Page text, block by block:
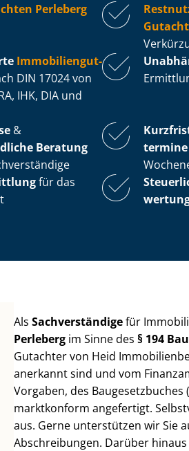
Perleberg
Im­mo­bi­li­en­gut­
DIN 17024 von
IHK, DIA und
&
Beratung
ter­mi­ne
für das
AlsSachverständigefür
Perleberg im Sinne des§ 194
Gutachter von Heid
anerkannt sind und vom
Vorgaben, des
marktkonform angefertigt.
aus. Gerne unterstützen wir Sie
Abschreibungen. Darüber